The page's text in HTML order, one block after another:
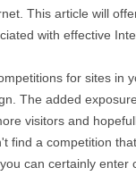
This article will
with effective
for sites in
The added
visitors and
find a competition
can certainly enter